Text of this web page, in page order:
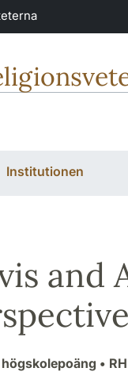
Institutionen
and
högskolepoäng •